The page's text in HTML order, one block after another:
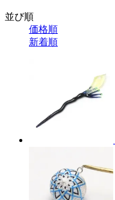
並び順
価格順
新着順